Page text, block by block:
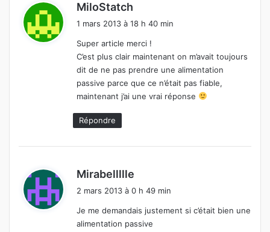
MiloStatch
:
1 mars 2013 à 18 h 40 min
Super article merci !
C’est plus clair maintenant on m’avait toujours
dit de ne pas prendre une alimentation
passive parce que ce n’était pas fiable,
maintenant j’ai une vrai réponse
Répondre
Mirabellllle
:
2 mars 2013 à 0 h 49 min
Je me demandais justement si c’était bien une
alimentation passive